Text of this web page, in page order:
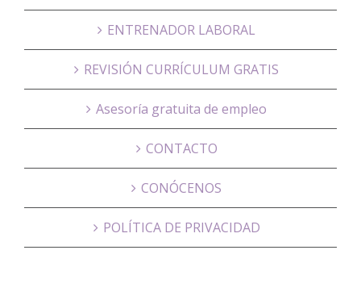
ENTRENADOR LABORAL
REVISIÓN CURRÍCULUM GRATIS
Asesoría gratuita de empleo
CONTACTO
CONÓCENOS
POLÍTICA DE PRIVACIDAD